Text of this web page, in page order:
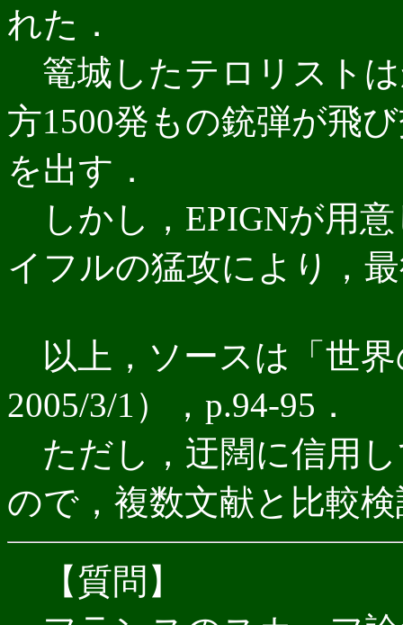
れた．
篭城したテロリスト
方1500発もの銃弾が飛
を出す．
しかし，EPIGNが用
イフルの猛攻により，
以上，ソースは「世界
2005/3/1），p.94-95．
ただし，迂闊に信用
ので，複数文献と比較
【質問】